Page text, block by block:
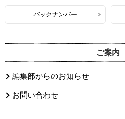
バックナンバー
ご案内
編集部からのお知らせ
お問い合わせ